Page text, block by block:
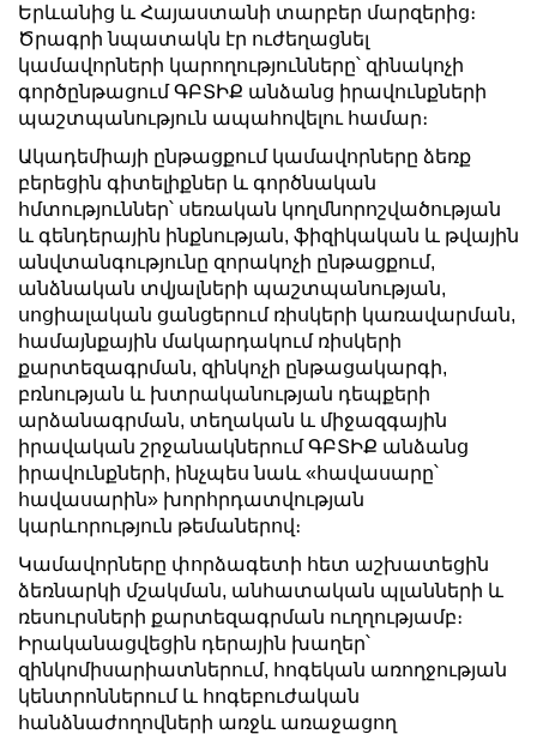
Երևանից և Հայաստանի տարբեր մարզերից։
Ծրագրի նպատակն էր ուժեղացնել
կամավորների կարողությունները՝ զինակոչի
գործընթացում ԳԲՏԻՔ անձանց իրավունքների
պաշտպանություն ապահովելու համար։
Ակադեմիայի ընթացքում կամավորները ձեռք
բերեցին գիտելիքներ և գործնական
հմտություններ՝ սեռական կողմնորոշվածության
և գենդերային ինքնության, ֆիզիկական և թվային
անվտանգությունը զորակոչի ընթացքում,
անձնական տվյալների պաշտպանության,
սոցիալական ցանցերում ռիսկերի կառավարման,
համայնքային մակարդակում ռիսկերի
քարտեզագրման, զինկոչի ընթացակարգի,
բռնության և խտրականության դեպքերի
արձանագրման, տեղական և միջազգային
իրավական շրջանակներում ԳԲՏԻՔ անձանց
իրավունքների, ինչպես նաև «հավասարը՝
հավասարին» խորհրդատվության
կարևորություն թեմաներով։
Կամավորները փորձագետի հետ աշխատեցին
ձեռնարկի մշակման, անհատական պլանների և
ռեսուրսների քարտեզագրման ուղղությամբ։
Իրականացվեցին դերային խաղեր՝
զինկոմիսարիատներում, հոգեկան առողջության
կենտրոններում և հոգեբուժական
հանձնաժողովների առջև առաջացող